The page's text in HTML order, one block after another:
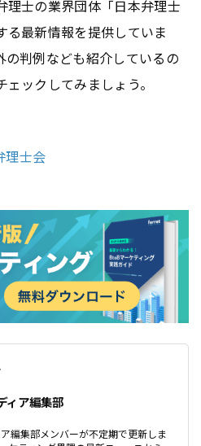
理士の業界団体「日本弁理士
る最新情報を提供していま
の判例なども紹介しているの
ックしてみましょう。
理士会
ア編集部
編集部メンバーが不定期で更新しま